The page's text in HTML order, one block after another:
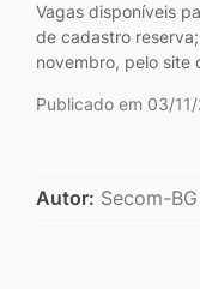
Vagas disponíveis
de cadastro
novembro, pelo site
Publicado em 03/
Autor: Secom-BG